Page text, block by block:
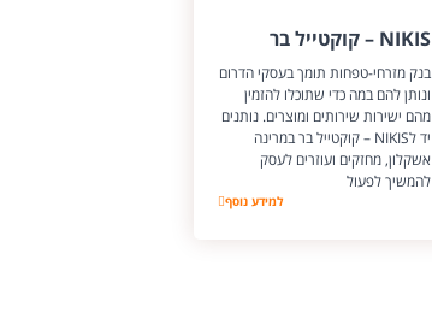
NIKIS – קוקטייל בר
בנק מזרחי-טפחות תומך בעסקי הדרום
ונותן להם במה כדי שתוכלו להזמין
מהם ישירות שירותים ומוצרים. נותנים
יד לNIKIS – קוקטייל בר במרינה
אשקלון, מחזקים ועוזרים לעסק
להמשיך לפעול
למידע נוסף